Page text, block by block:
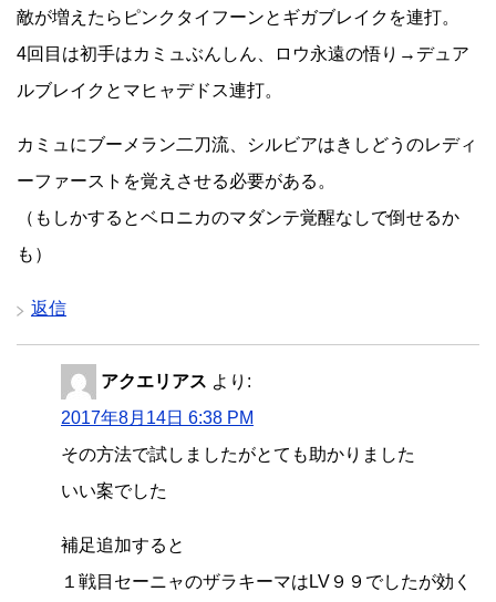
敵が増えたらピンクタイフーンとギガブレイクを連打。
4回目は初手はカミュぶんしん、ロウ永遠の悟り→デュア
ルブレイクとマヒャデドス連打。
カミュにブーメラン二刀流、シルビアはきしどうのレディ
ーファーストを覚えさせる必要がある。
（もしかするとベロニカのマダンテ覚醒なしで倒せるか
も）
返信
アクエリアス より:
2017年8月14日 6:38 PM
その方法で試しましたがとても助かりました
いい案でした
補足追加すると
１戦目セーニャのザラキーマはLV９９でしたが効く